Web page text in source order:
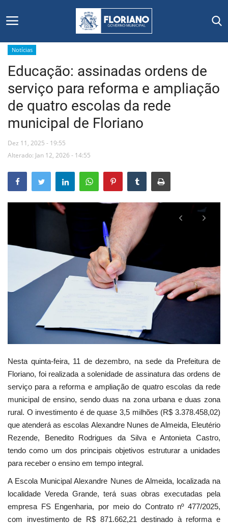
Início
Editais
Floriano
Secretarias e Órgãos
Mural de Licitações
Webmail
Contato
Notícias
Educação: assinadas ordens de
serviço para reforma e ampliação
de quatro escolas da rede
municipal de Floriano
Dez 11, 2025 - 19:55
Alterado: Jan 12, 2026 - 14:55
Nesta quinta-feira, 11 de dezembro, na sede da Prefeitura de
Floriano, foi realizada a solenidade de assinatura das ordens de
serviço para a reforma e ampliação de quatro escolas da rede
municipal de ensino, sendo duas na zona urbana e duas zona
rural. O investimento é de quase 3,5 milhões (R$ 3.378.458,02)
que atenderá as escolas Alexandre Nunes de Almeida, Eleutério
Rezende, Benedito Rodrigues da Silva e Antonieta Castro,
tendo como um dos principais objetivos estruturar a unidades
para receber o ensino em tempo integral.
A Escola Municipal Alexandre Nunes de Almeida, localizada na
localidade Vereda Grande, terá suas obras executadas pela
empresa FS Engenharia, por meio do Contrato nº 477/2025,
com investimento de R$ 871.662,21 destinado à reforma e